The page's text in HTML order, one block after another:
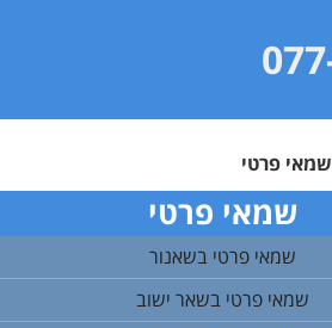
שמאי פרטי
שמאי פרטי
שמאי פרטי בשאנור
שמאי פרטי בשאר ישוב